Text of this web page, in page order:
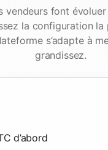
vendeurs font
la configuration la
s’adapte à
grandissez.
d’abord